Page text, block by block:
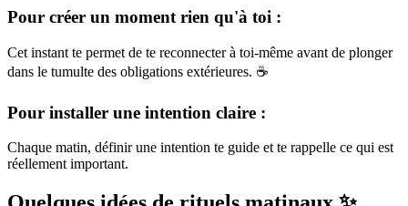
Pour créer un moment rien qu'à toi :
Cet instant te permet de te reconnecter à toi-même avant de plonger
dans le tumulte des obligations extérieures. ☕
Pour installer une intention claire :
Chaque matin, définir une intention te guide et te rappelle ce qui est
réellement important.